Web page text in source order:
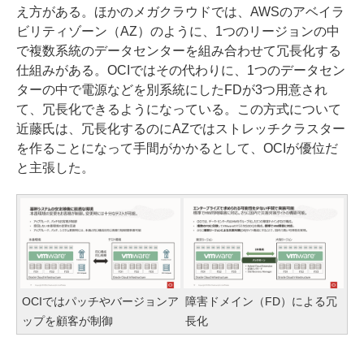
え方がある。ほかのメガクラウドでは、AWSのアベイラ
ビリティゾーン（AZ）のように、1つのリージョンの中
で複数系統のデータセンターを組み合わせて冗長化する
仕組みがある。OCIではその代わりに、1つのデータセン
ターの中で電源などを別系統にしたFDが3つ用意され
て、冗長化できるようになっている。この方式について
近藤氏は、冗長化するのにAZではストレッチクラスター
を作ることになって手間がかかるとして、OCIが優位だ
と主張した。
OCIではパッチやバージョンア
ップを顧客が制御
障害ドメイン（FD）による冗
長化